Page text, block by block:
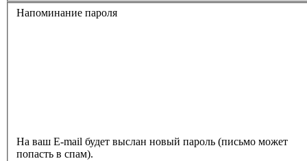
Напоминание пароля
На ваш E-mail будет выслан новый пароль (письмо может
попасть в спам).